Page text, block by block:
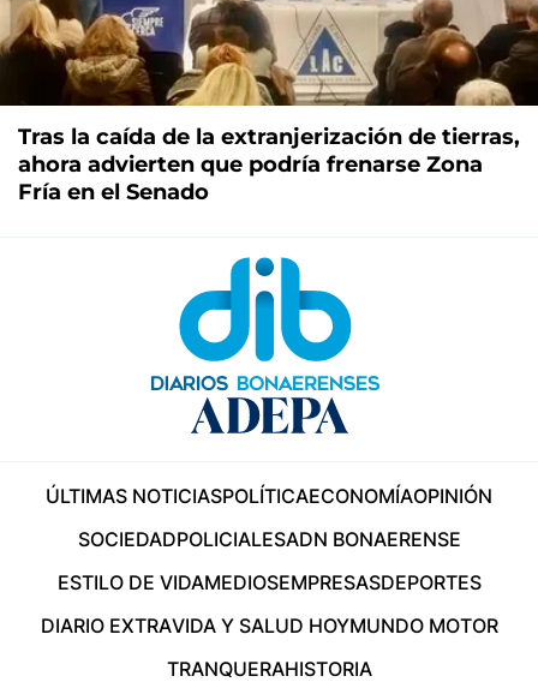
Tras la caída de la extranjerización de tierras,
ahora advierten que podría frenarse Zona
Fría en el Senado
ÚLTIMAS NOTICIASPOLÍTICAECONOMÍAOPINIÓN
SOCIEDADPOLICIALESADN BONAERENSE
ESTILO DE VIDAMEDIOSEMPRESASDEPORTES
DIARIO EXTRAVIDA Y SALUD HOYMUNDO MOTOR
TRANQUERAHISTORIA